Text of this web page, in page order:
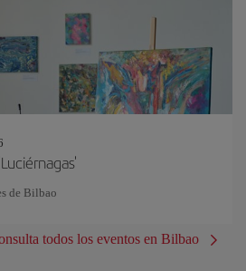
de Bilbao
todos los eventos en Bilbao